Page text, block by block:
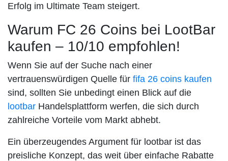
Erfolg im Ultimate Team steigert.
Warum FC 26 Coins bei LootBar
kaufen – 10/10 empfohlen!
Wenn Sie auf der Suche nach einer
vertrauenswürdigen Quelle für fifa 26 coins kaufen
sind, sollten Sie unbedingt einen Blick auf die
lootbar Handelsplattform werfen, die sich durch
zahlreiche Vorteile vom Markt abhebt.
Ein überzeugendes Argument für lootbar ist das
preisliche Konzept, das weit über einfache Rabatte